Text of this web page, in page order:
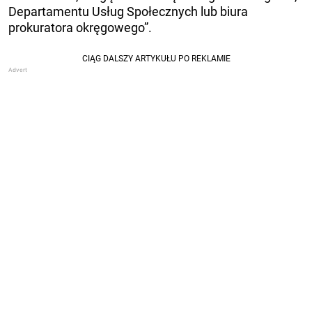
Departamentu Usług Społecznych lub biura
prokuratora okręgowego”.